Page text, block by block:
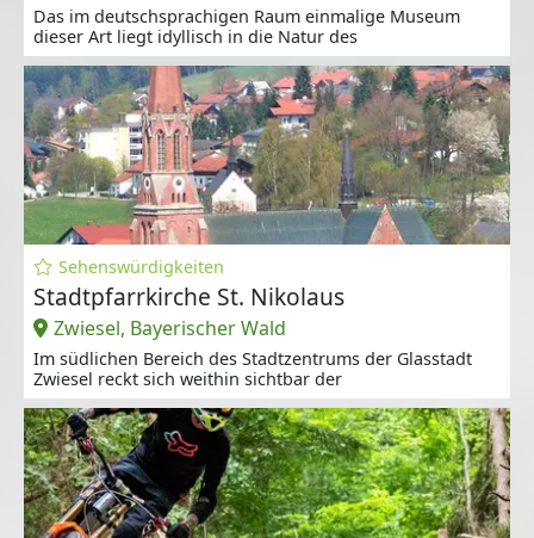
Das im deutschsprachigen Raum einmalige Museum
dieser Art liegt idyllisch in die Natur des
Sehenswürdigkeiten
Stadtpfarrkirche St. Nikolaus
Zwiesel, Bayerischer Wald
Im südlichen Bereich des Stadtzentrums der Glasstadt
Zwiesel reckt sich weithin sichtbar der